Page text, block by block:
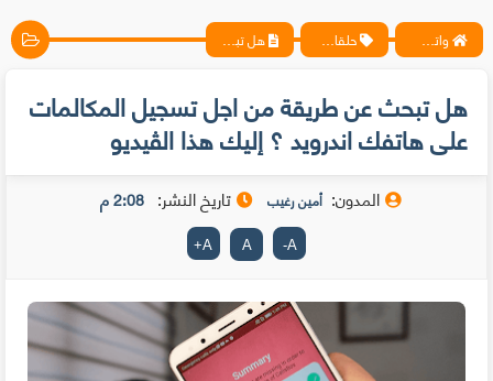
واتس آب ، فيسبوك ، أنترنت ، شروحات تقنية حصرية - المحترف حلقات متخصيصي الحماية هل تبحث عن طريقة من اجل تسجيل المكالمات على هاتفك اندرويد ؟ إليك هذا الڤيديو
هل تبحث عن طريقة من اجل تسجيل المكالمات
على هاتفك اندرويد ؟ إليك هذا الڤيديو
المدون: أمين رغيب تاريخ النشر: 2:08 م
A
-
A
A
+